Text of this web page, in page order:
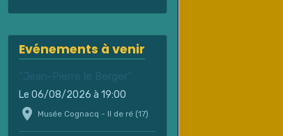
Evénements à venir
"Jean-Pierre le Berger"
Le 06/08/2026 à 19:00
Musée Cognacq - Il de ré (17)